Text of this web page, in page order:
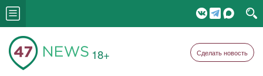
18+ Сделать новость